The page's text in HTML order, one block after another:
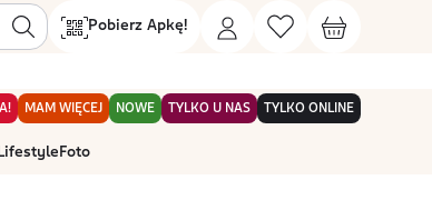
Pobierz Apkę!
MAM WIĘCEJ NOWE TYLKO U NAS TYLKO ONLINE
Lifestyle Foto